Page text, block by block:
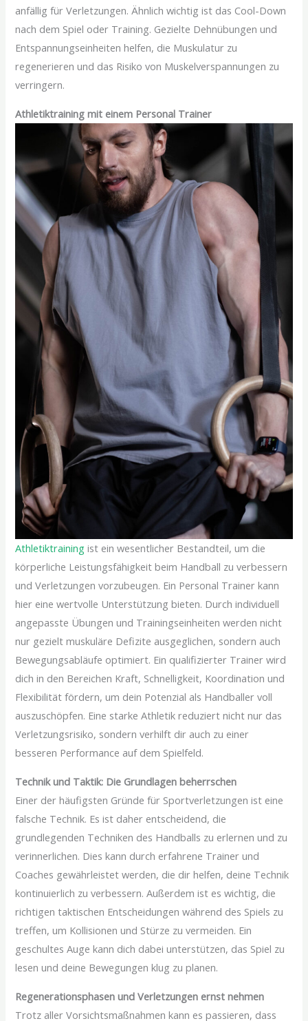
anfällig für Verletzungen. Ähnlich wichtig ist das Cool-Down
nach dem Spiel oder Training. Gezielte Dehnübungen und
Entspannungseinheiten helfen, die Muskulatur zu
regenerieren und das Risiko von Muskelverspannungen zu
verringern.
Athletiktraining mit einem Personal Trainer
Athletiktraining ist ein wesentlicher Bestandteil, um die
körperliche Leistungsfähigkeit beim Handball zu verbessern
und Verletzungen vorzubeugen. Ein Personal Trainer kann
hier eine wertvolle Unterstützung bieten. Durch individuell
angepasste Übungen und Trainingseinheiten werden nicht
nur gezielt muskuläre Defizite ausgeglichen, sondern auch
Bewegungsabläufe optimiert. Ein qualifizierter Trainer wird
dich in den Bereichen Kraft, Schnelligkeit, Koordination und
Flexibilität fördern, um dein Potenzial als Handballer voll
auszuschöpfen. Eine starke Athletik reduziert nicht nur das
Verletzungsrisiko, sondern verhilft dir auch zu einer
besseren Performance auf dem Spielfeld.
Technik und Taktik: Die Grundlagen beherrschen
Einer der häufigsten Gründe für Sportverletzungen ist eine
falsche Technik. Es ist daher entscheidend, die
grundlegenden Techniken des Handballs zu erlernen und zu
verinnerlichen. Dies kann durch erfahrene Trainer und
Coaches gewährleistet werden, die dir helfen, deine Technik
kontinuierlich zu verbessern. Außerdem ist es wichtig, die
richtigen taktischen Entscheidungen während des Spiels zu
treffen, um Kollisionen und Stürze zu vermeiden. Ein
geschultes Auge kann dich dabei unterstützen, das Spiel zu
lesen und deine Bewegungen klug zu planen.
Regenerationsphasen und Verletzungen ernst nehmen
Trotz aller Vorsichtsmaßnahmen kann es passieren, dass